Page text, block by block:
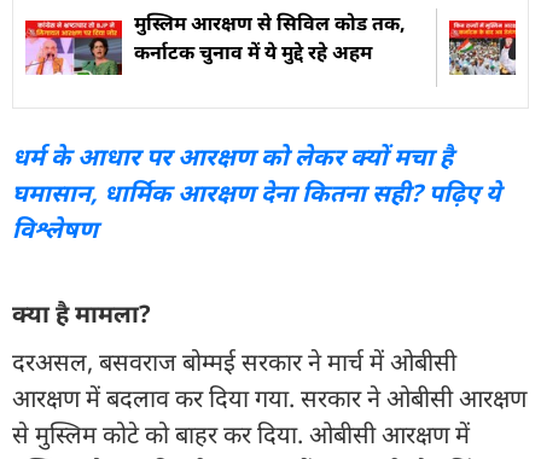
मुस्लिम आरक्षण से सिविल कोड तक,
कर्नाटक चुनाव में ये मुद्दे रहे अहम
धर्म के आधार पर आरक्षण को लेकर क्यों मचा है
घमासान, धार्मिक आरक्षण देना कितना सही? पढ़िए ये
विश्लेषण
क्या है मामला?
दरअसल, बसवराज बोम्मई सरकार ने मार्च में ओबीसी
आरक्षण में बदलाव कर दिया गया. सरकार ने ओबीसी आरक्षण
से मुस्लिम कोटे को बाहर कर दिया. ओबीसी आरक्षण में